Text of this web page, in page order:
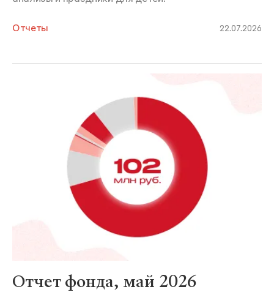
Отчеты 22.07.2026
Отчет фонда, май 2026